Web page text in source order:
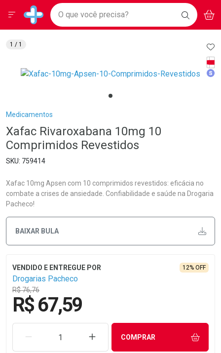
Drogarias Pacheco
Baixe nosso APP e aproveite Ofertas Exclusivas!
BAIXE
O APP
Ir direto para a home
pela página
Ir direto para o conteúdo
Ir direto para a busca
Ir direto para a conta
Ir direto para a notificações
Ir direto para o carrinho
Faça a sua busca
O que você precisa? BUSCAR
Menu
Breadcrumb
Medicamentos
Xafac Rivaroxabana 10mg 10
Comprimidos Revestidos
759414
Xafac 10mg Apsen com 10 comprimidos revestidos: eficácia no
combate a crises de ansiedade. Confiabilidade e saúde na Drogaria
Pacheco!
BAIXAR BULA
Drogarias Pacheco
R$ 76,76
12% OFF
R$ 67,59
REMOVER UMA UNIDADEAUMENTAR UMA UNIDADE
COMPRAR
1 / 1